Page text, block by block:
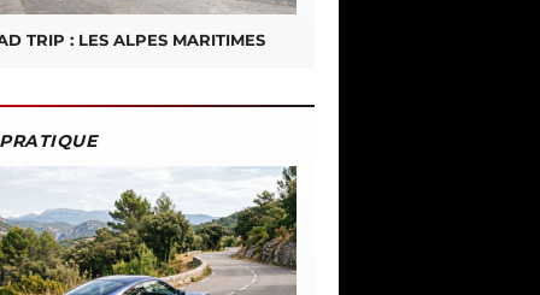
TRIP : LES ALPES MARITIMES